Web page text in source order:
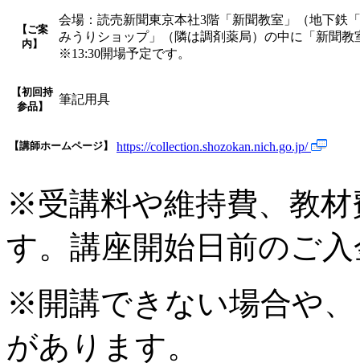
【ご案
内】
会場：読売新聞東京本社3階「新聞教室」（地下鉄
みうりショップ」（隣は調剤薬局）の中に「新聞教
※13:30開場予定です。
【初回持
参品】
筆記用具
【講師ホームページ】 https://collection.shozokan.nich.go.jp/
※受講料や維持費、教
す。講座開始日前のご
※開講できない場合や
があります。